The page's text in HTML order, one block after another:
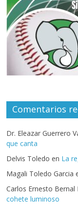
Comentarios
Dr. Eleazar Guerrero
que canta
Delvis Toledo en La
Magali Toledo Garcia
Carlos Ernesto Bernal
cohete luminoso